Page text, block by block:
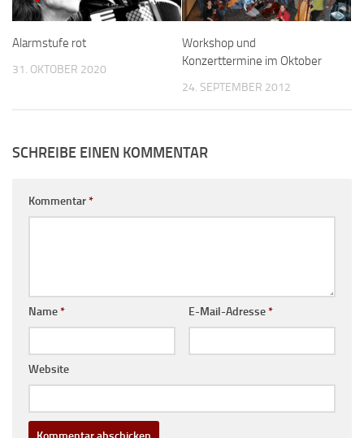
Alarmstufe rot
31. OKTOBER 2020
Workshop und
Konzerttermine im Oktober
24. SEPTEMBER 2012
SCHREIBE EINEN KOMMENTAR
Kommentar*
Name* E-Mail-Adresse*
Website